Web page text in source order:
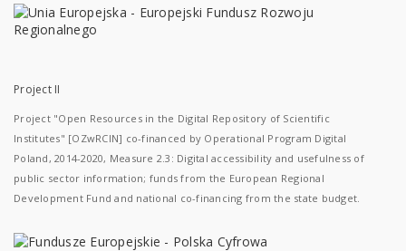
Project II
Project "Open Resources in the Digital Repository of Scientific
Institutes" [OZwRCIN] co-financed by Operational Program Digital
Poland, 2014-2020, Measure 2.3: Digital accessibility and usefulness of
public sector information; funds from the European Regional
Development Fund and national co-financing from the state budget.